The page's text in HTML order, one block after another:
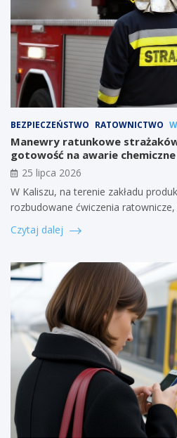
BEZPIECZEŃSTWO RATOWNICTWO
Manewry ratunkowe
gotowość na awarie chemiczne
25 lipca 2026
W Kaliszu, na terenie zakładu
rozbudowane ćwiczenia
Czytaj dalej